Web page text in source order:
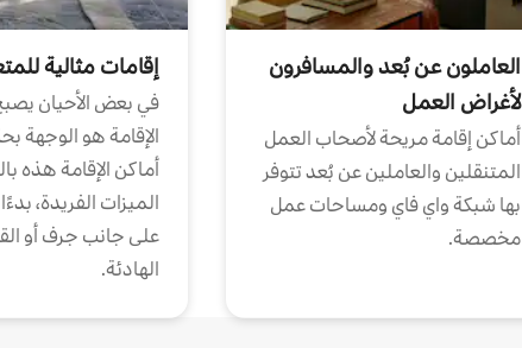
العاملون عن بُعد والمسافرون
لأغراض العمل
أماكن إقامة مريحة لأصحاب العمل
المتنقلين والعاملين عن بُعد تتوفر
بها شبكة واي فاي ومساحات عمل
مخصصة.
إقامات مثالية
في بعض الأحيان
الإقامة هو الوجهة
أماكن الإقامة هذه
الميزات الفريدة،
على جانب جرف أو
الهادئة.